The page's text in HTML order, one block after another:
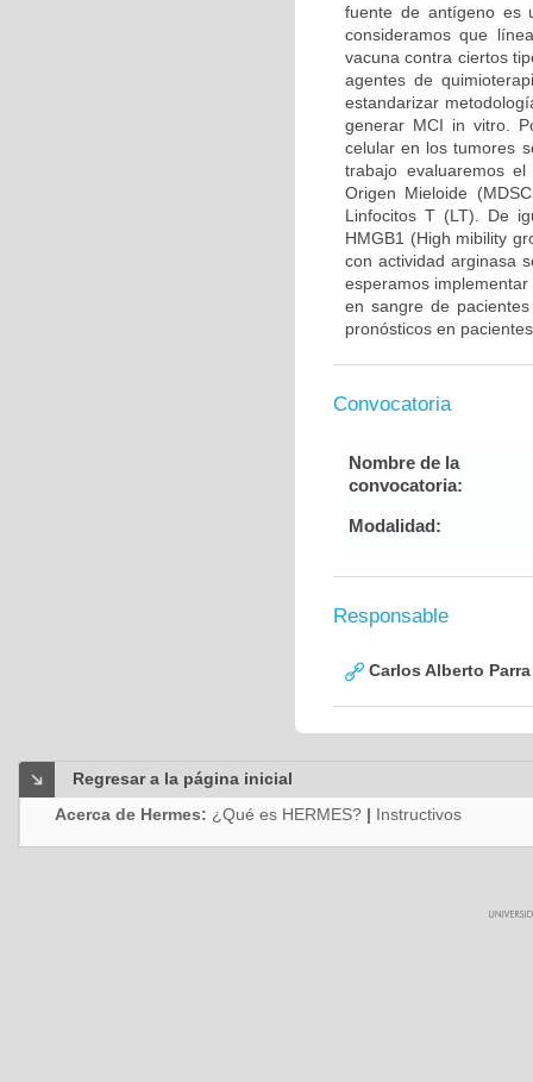
fuente de antígeno es
consideramos que
vacuna contra ciertos
agentes de
estandarizar
generar MCI in vitro.
celular en los tumores
trabajo evaluaremos
Origen Mieloide
Linfocitos T (LT). De
HMGB1 (High mibility
con actividad arginasa
esperamos
en sangre de
pronósticos en
Convocatoria
Nombre de la
convocatoria:
Modalidad:
Responsable
Carlos Alberto
Regresar a la página inicial
Acerca de Hermes: ¿Qué es HERMES? | Instructivos